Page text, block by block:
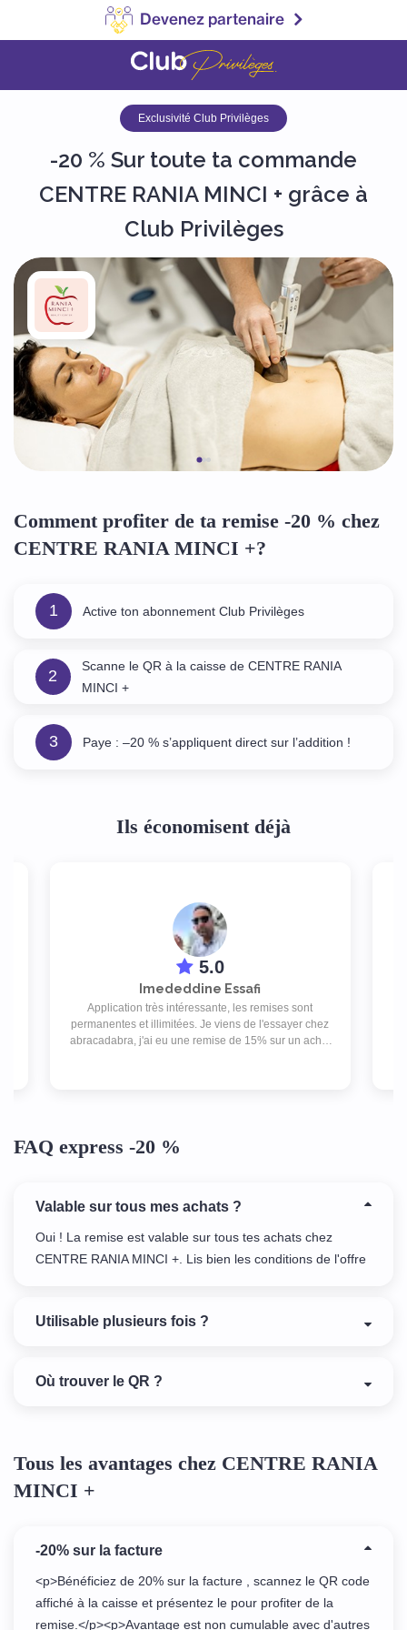
Devenez partenaire
Exclusivité Club Privilèges
-20 % Sur toute ta commande
CENTRE RANIA MINCI + grâce à
Club Privilèges
Comment profiter de ta remise -20 % chez
CENTRE RANIA MINCI +?
1 Active ton abonnement Club Privilèges
2
Scanne le QR à la caisse de CENTRE RANIA
MINCI +
3 Paye : –20 % s’appliquent direct sur l’addition !
Ils économisent déjà
5.0
Imededdine Essafi
Application très intéressante, les remises sont
permanentes et illimitées. Je viens de l'essayer chez
abracadabra, j'ai eu une remise de 15% sur un achat
FAQ express -20 %
Valable sur tous mes achats ?
Oui ! La remise est valable sur tous tes achats chez
CENTRE RANIA MINCI +. Lis bien les conditions de l'offre
Utilisable plusieurs fois ?
Où trouver le QR ?
Tous les avantages chez CENTRE RANIA
MINCI +
-20% sur la facture
<p>Bénéficiez de 20% sur la facture , scannez le QR code
affiché à la caisse et présentez le pour profiter de la
remise.</p><p>Avantage est non cumulable avec d'autres